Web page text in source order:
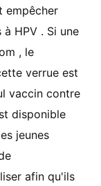
empêcher
HPV . Si une
, le
verrue est
vaccin contre
disponible
jeunes
afin qu'ils